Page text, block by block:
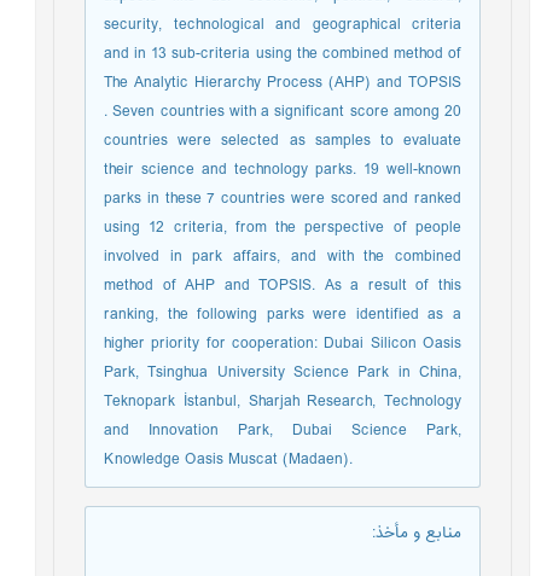
security, technological and geographical criteria
and in 13 sub-criteria using the combined method of
The Analytic Hierarchy Process (AHP) and TOPSIS
. Seven countries with a significant score among 20
countries were selected as samples to evaluate
their science and technology parks. 19 well-known
parks in these 7 countries were scored and ranked
using 12 criteria, from the perspective of people
involved in park affairs, and with the combined
method of AHP and TOPSIS. As a result of this
ranking, the following parks were identified as a
higher priority for cooperation: Dubai Silicon Oasis
Park, Tsinghua University Science Park in China,
Teknopark İstanbul, Sharjah Research, Technology
and Innovation Park, Dubai Science Park,
Knowledge Oasis Muscat (Madaen).
منابع و مأخذ: